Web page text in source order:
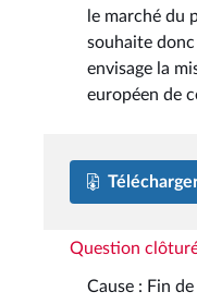
le marché du
souhaite
envisage la
européen de
Question
Cause : Fin